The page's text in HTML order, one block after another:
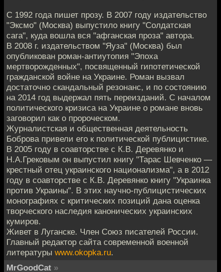
С 1992 года пишет прозу. В 2007 году издательство
"Эксмо" (Москва) выпустило книгу "Солдатская
сага", куда вошла вся "афганская проза" автора.
В 2008 г. издательством "Яуза" (Москва) был
опубликован роман-антиутопия "Эпоха
мертворожденных", посвященный гипотетической
гражданской войне на Украине. Роман вызвал
достаточно скандальный резонанс, и по состоянию
на 2014 год выдержал пять переизданий. С началом
политического кризиса на Украине о романе вновь
заговорил как о пророческом.
Журналистская и общественная деятельность
Боброва привели его к политической публицистике.
В 2005 году в соавторстве с К.В. Деревянко и
Н.А.Грековым он выпустил книгу "Тарас Шевченко —
крестный отец украинского национализма", а в 2012
году в соавторстве с К.В. Деревянко книгу "Украинка
против Украины". В этих научно-публицистических
монографиях с критических позиций дана оценка
творческого наследия канонических украинских
кумиров.
Живет в Луганске. Член Союз писателей России.
Главный редактор сайта современной военной
литературы www.okopka.ru.
MrGoodCat »